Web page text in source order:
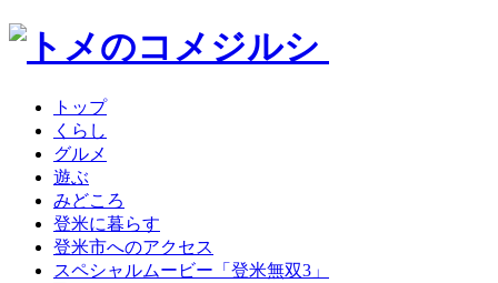
トップ
くらし
グルメ
遊ぶ
みどころ
登米に暮らす
登米市へのアクセス
スペシャルムービー「登米無双3」